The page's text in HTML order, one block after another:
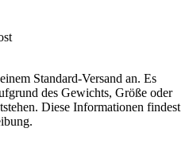
Standard-Versand an. Es
des Gewichts, Größe oder
Diese Informationen findest